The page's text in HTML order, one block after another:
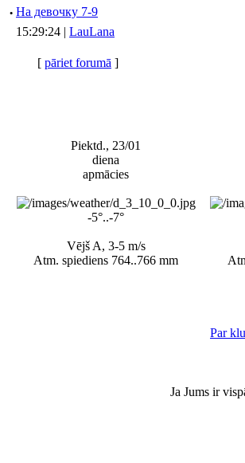
· Hа девочку 7-9
15:29:24 | LauLana
[ pāriet forumā ]
Piektd., 23/01
diena
apmācies
-5°..-7°
Vējš A, 3-5 m/s
Atm. spiediens 764..766 mm
Par
Ja Jums ir